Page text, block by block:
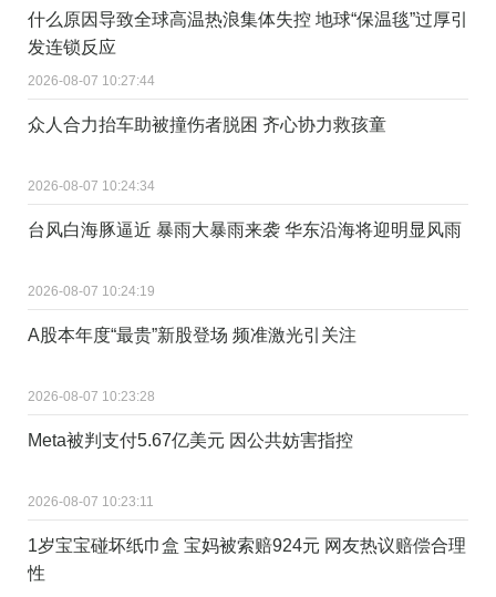
什么原因导致全球高温热浪集体失控 地球“保温毯”过厚引
发连锁反应
2026-08-07 10:27:44
众人合力抬车助被撞伤者脱困 齐心协力救孩童
2026-08-07 10:24:34
台风白海豚逼近 暴雨大暴雨来袭 华东沿海将迎明显风雨
2026-08-07 10:24:19
A股本年度“最贵”新股登场 频准激光引关注
2026-08-07 10:23:28
Meta被判支付5.67亿美元 因公共妨害指控
2026-08-07 10:23:11
1岁宝宝碰坏纸巾盒 宝妈被索赔924元 网友热议赔偿合理
性